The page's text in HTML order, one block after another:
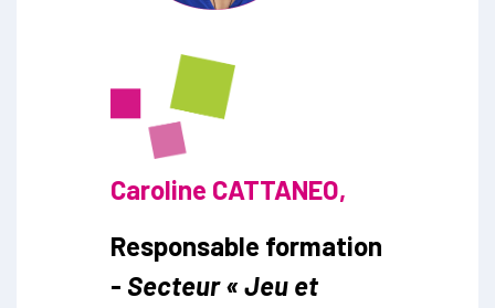
Caroline CATTANEO,
Responsable formation
- Secteur « Jeu et